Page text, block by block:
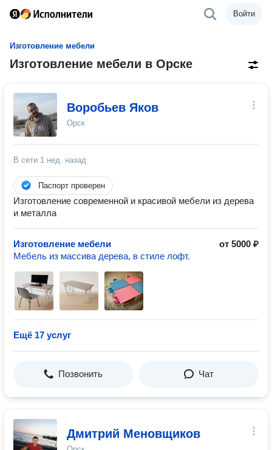
Войти
Изготовление мебели
Изготовление мебели в Орске
Воробьев Яков
Орск
В сети 1 нед. назад
Паспорт проверен
Изготовление современной и красивой мебели из дерева
и металла
Изготовление мебели
от 5000 ₽
Мебель из массива дерева, в стиле лофт.
Ещё 17 услуг
Позвонить Чат
Дмитрий Меновщиков